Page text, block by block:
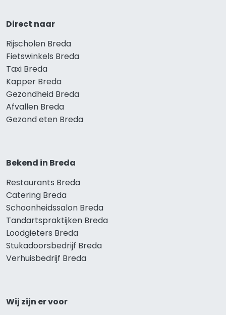
Direct naar
Rijscholen Breda
Fietswinkels Breda
Taxi Breda
Kapper Breda
Gezondheid Breda
Afvallen Breda
Gezond eten Breda
Bekend in Breda
Restaurants Breda
Catering Breda
Schoonheidssalon Breda
Tandartspraktijken Breda
Loodgieters Breda
Stukadoorsbedrijf Breda
Verhuisbedrijf Breda
Wij zijn er voor